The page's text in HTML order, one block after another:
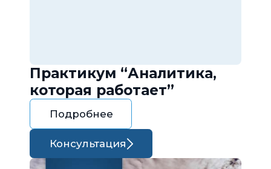
Практикум “Аналитика,
которая работает”
Подробнее
Консультация